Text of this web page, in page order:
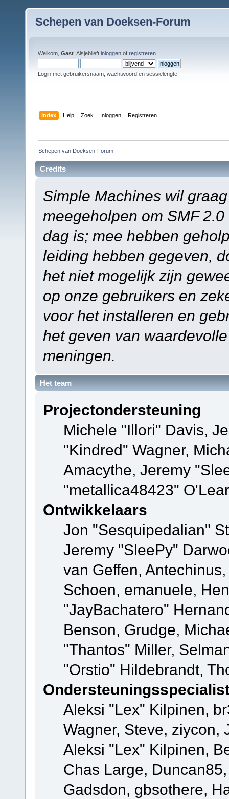
Schepen van Doeksen-Forum
Welkom, Gast . Alsjeblieft inloggen of registreren
Login met gebruikersnaam, wachtwoord en sessielengte
Index Help Zoek Inloggen Registreren
Schepen van Doeksen-Forum
Credits
Simple Machines wil
meegeholpen om SMF
dag is; mee hebben
leiding hebben gegeven,
het niet mogelijk zijn
op onze gebruikers en
voor het installeren en
het geven van
meningen.
Het team
Projectondersteuning
Michele "Illori" Davis,
"Kindred" Wagner,
Amacythe, Jeremy
"metallica48423"
Ontwikkelaars
Jon "Sesquipedalian"
Jeremy "SleePy"
van Geffen,
Schoen, emanuele,
"JayBachatero"
Benson, Grudge,
"Thantos" Miller,
"Orstio" Hildebrandt,
Aleksi "Lex" Kilpinen,
Wagner, Steve, ziycon,
Aleksi "Lex" Kilpinen,
Chas Large,
Gadsdon, gbsothere,